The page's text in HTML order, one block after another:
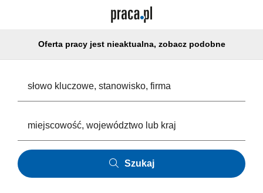
Oferta pracy jest nieaktualna, zobacz podobne
Szukaj